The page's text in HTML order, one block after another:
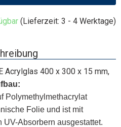
(Lieferzeit: 3 - 4 Werktage)
Acrylglas 400 x 300 x 15 mm,
Polymethylmethacrylat
Folie und ist mit
Absorbern ausgestattet.